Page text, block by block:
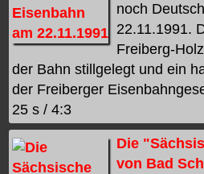
noch
22.11.1991.
Freiberg-
der Bahn stillgelegt und ein
der Freiberger
25 s / 4:3
Die
von Bad